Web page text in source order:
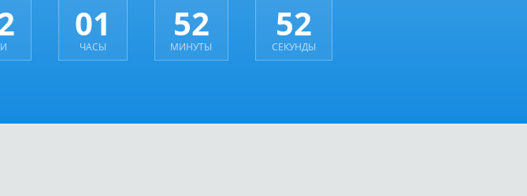
01
ЧАСЫ
52
МИНУТЫ
52
СЕКУНДЫ